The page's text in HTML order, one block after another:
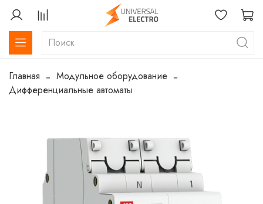
Главная
Модульное оборудование
Дифференциальные автоматы